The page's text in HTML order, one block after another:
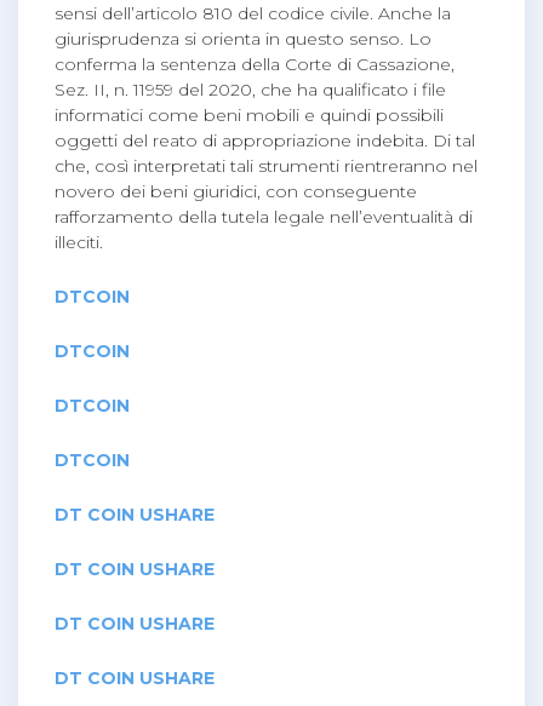
sensi dell’articolo 810 del codice civile. Anche la
giurisprudenza si orienta in questo senso. Lo
conferma la sentenza della Corte di Cassazione,
Sez. II, n. 11959 del 2020, che ha qualificato i file
informatici come beni mobili e quindi possibili
oggetti del reato di appropriazione indebita. Di tal
che, così interpretati tali strumenti rientreranno nel
novero dei beni giuridici, con conseguente
rafforzamento della tutela legale nell’eventualità di
illeciti.
DTCOIN
DTCOIN
DTCOIN
DTCOIN
DT COIN USHARE
DT COIN USHARE
DT COIN USHARE
DT COIN USHARE